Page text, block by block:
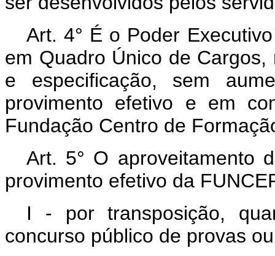
Art. 4° É o Poder
em Quadro Único de
e especificação, sem
provimento efetivo e em
Fundação Centro de
Art. 5° O aproveitamento
provimento efetivo da
I - por transposição,
concurso público de provas